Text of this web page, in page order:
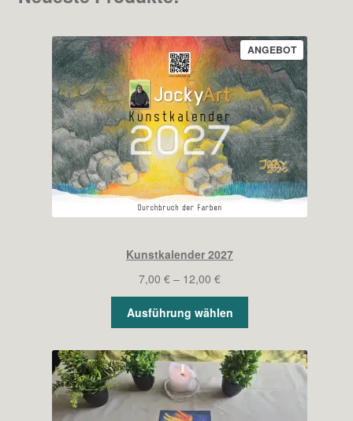
ANGEBOTPRODUKT
IM
ANGEBOT
Kunstkalender 2027
7,00 € – 12,00 €Preisspanne:
7,00 €
bis
12,00 €
Ausführung wählen